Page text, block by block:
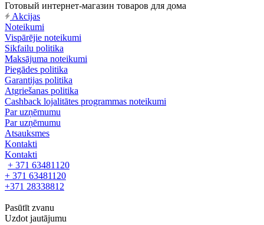
Готовый интернет-магазин товаров для дома
Akcijas
Noteikumi
Vispārējie noteikumi
Sikfailu politika
Maksājuma noteikumi
Piegādes politika
Garantijas politika
Atgriešanas politika
Cashback lojalitātes programmas noteikumi
Par uzņēmumu
Par uzņēmumu
Atsauksmes
Kontakti
Kontakti
+ 371 63481120
+ 371 63481120
+371 28338812
Pasūtīt zvanu
Uzdot jautājumu